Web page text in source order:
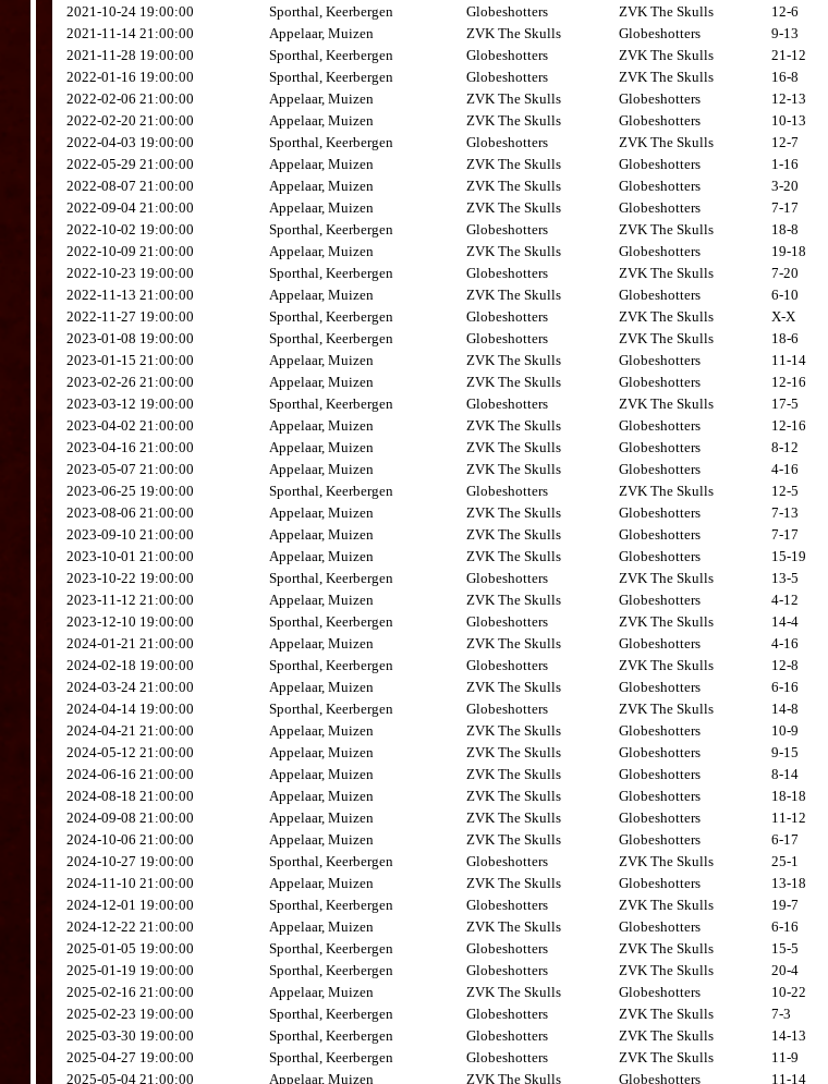
2021-10-24 19:00:00
Sporthal, Keerbergen Globeshotters ZVK The Skulls 12-6
2021-11-14 21:00:00
Appelaar, Muizen ZVK The Skulls Globeshotters 9-13
2021-11-28 19:00:00
Sporthal, Keerbergen Globeshotters ZVK The Skulls 21-12
2022-01-16 19:00:00
Sporthal, Keerbergen Globeshotters ZVK The Skulls 16-8
2022-02-06 21:00:00
Appelaar, Muizen ZVK The Skulls Globeshotters 12-13
2022-02-20 21:00:00
Appelaar, Muizen ZVK The Skulls Globeshotters 10-13
2022-04-03 19:00:00
Sporthal, Keerbergen Globeshotters ZVK The Skulls 12-7
2022-05-29 21:00:00
Appelaar, Muizen ZVK The Skulls Globeshotters 1-16
2022-08-07 21:00:00
Appelaar, Muizen ZVK The Skulls Globeshotters 3-20
2022-09-04 21:00:00
Appelaar, Muizen ZVK The Skulls Globeshotters 7-17
2022-10-02 19:00:00
Sporthal, Keerbergen Globeshotters ZVK The Skulls 18-8
2022-10-09 21:00:00
Appelaar, Muizen ZVK The Skulls Globeshotters 19-18
2022-10-23 19:00:00
Sporthal, Keerbergen Globeshotters ZVK The Skulls 7-20
2022-11-13 21:00:00
Appelaar, Muizen ZVK The Skulls Globeshotters 6-10
2022-11-27 19:00:00
Sporthal, Keerbergen Globeshotters ZVK The Skulls X-X
2023-01-08 19:00:00
Sporthal, Keerbergen Globeshotters ZVK The Skulls 18-6
2023-01-15 21:00:00
Appelaar, Muizen ZVK The Skulls Globeshotters 11-14
2023-02-26 21:00:00
Appelaar, Muizen ZVK The Skulls Globeshotters 12-16
2023-03-12 19:00:00
Sporthal, Keerbergen Globeshotters ZVK The Skulls 17-5
2023-04-02 21:00:00
Appelaar, Muizen ZVK The Skulls Globeshotters 12-16
2023-04-16 21:00:00
Appelaar, Muizen ZVK The Skulls Globeshotters 8-12
2023-05-07 21:00:00
Appelaar, Muizen ZVK The Skulls Globeshotters 4-16
2023-06-25 19:00:00
Sporthal, Keerbergen Globeshotters ZVK The Skulls 12-5
2023-08-06 21:00:00
Appelaar, Muizen ZVK The Skulls Globeshotters 7-13
2023-09-10 21:00:00
Appelaar, Muizen ZVK The Skulls Globeshotters 7-17
2023-10-01 21:00:00
Appelaar, Muizen ZVK The Skulls Globeshotters 15-19
2023-10-22 19:00:00
Sporthal, Keerbergen Globeshotters ZVK The Skulls 13-5
2023-11-12 21:00:00
Appelaar, Muizen ZVK The Skulls Globeshotters 4-12
2023-12-10 19:00:00
Sporthal, Keerbergen Globeshotters ZVK The Skulls 14-4
2024-01-21 21:00:00
Appelaar, Muizen ZVK The Skulls Globeshotters 4-16
2024-02-18 19:00:00
Sporthal, Keerbergen Globeshotters ZVK The Skulls 12-8
2024-03-24 21:00:00
Appelaar, Muizen ZVK The Skulls Globeshotters 6-16
2024-04-14 19:00:00
Sporthal, Keerbergen Globeshotters ZVK The Skulls 14-8
2024-04-21 21:00:00
Appelaar, Muizen ZVK The Skulls Globeshotters 10-9
2024-05-12 21:00:00
Appelaar, Muizen ZVK The Skulls Globeshotters 9-15
2024-06-16 21:00:00
Appelaar, Muizen ZVK The Skulls Globeshotters 8-14
2024-08-18 21:00:00
Appelaar, Muizen ZVK The Skulls Globeshotters 18-18
2024-09-08 21:00:00
Appelaar, Muizen ZVK The Skulls Globeshotters 11-12
2024-10-06 21:00:00
Appelaar, Muizen ZVK The Skulls Globeshotters 6-17
2024-10-27 19:00:00
Sporthal, Keerbergen Globeshotters ZVK The Skulls 25-1
2024-11-10 21:00:00
Appelaar, Muizen ZVK The Skulls Globeshotters 13-18
2024-12-01 19:00:00
Sporthal, Keerbergen Globeshotters ZVK The Skulls 19-7
2024-12-22 21:00:00
Appelaar, Muizen ZVK The Skulls Globeshotters 6-16
2025-01-05 19:00:00
Sporthal, Keerbergen Globeshotters ZVK The Skulls 15-5
2025-01-19 19:00:00
Sporthal, Keerbergen Globeshotters ZVK The Skulls 20-4
2025-02-16 21:00:00
Appelaar, Muizen ZVK The Skulls Globeshotters 10-22
2025-02-23 19:00:00
Sporthal, Keerbergen Globeshotters ZVK The Skulls 7-3
2025-03-30 19:00:00
Sporthal, Keerbergen Globeshotters ZVK The Skulls 14-13
2025-04-27 19:00:00
Sporthal, Keerbergen Globeshotters ZVK The Skulls 11-9
2025-05-04 21:00:00
Appelaar, Muizen ZVK The Skulls Globeshotters 11-14